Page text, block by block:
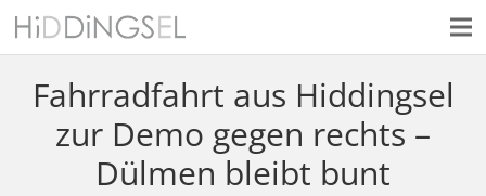
Fahrradfahrt aus Hiddingsel
zur Demo gegen rechts –
Dülmen bleibt bunt